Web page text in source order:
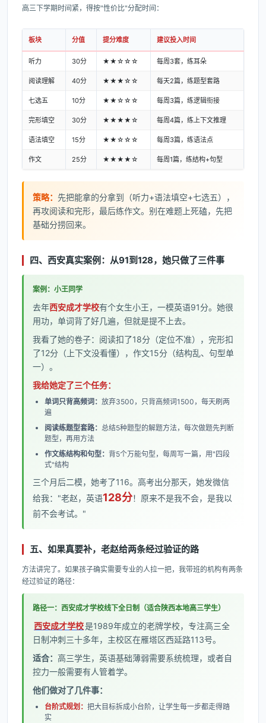
高三下学期时间紧，得按"性价比"分配时间：
板块 分值 提分难度 建议投入时间
听力 30分 ★★☆☆☆ 每周3套，练耳朵
阅读理解 40分 ★★★☆☆ 每天2篇，练题型套路
七选五 10分 ★★☆☆☆ 每周3篇，练逻辑衔接
完形填空 30分 ★★★★☆ 每周4篇，练上下文推理
语法填空 15分 ★★☆☆☆ 每周3篇，练语法点
作文 25分 ★★★★☆ 每周1篇，练结构+句型
策略： 先把能拿的分拿到（听力+语法填空+七选五），
再攻阅读和完形，最后练作文。别在难题上死磕，先把
基础分捞回来。
四、西安真实案例：从91到128，她只做了三件事
案例：小王同学
去年西安成才学校有个女生小王，一模英语91分。她很
用功，单词背了好几遍，但就是提不上去。
我看了她的卷子：阅读扣了18分（定位不准），完形扣
了12分（上下文没看懂），作文15分（结构乱、句型单
一）。
我给她定了三个任务：
单词只背高频词： 放弃3500，只背高频词1500，每天刷两
遍
阅读练题型套路： 总结5种题型的解题方法，每次做题先判断
题型，再用方法
作文练结构和句型： 背5个万能句型，每周写一篇，用"四段
式"结构
三个月后二模，她考了116。高考出分那天，她发微信
给我："老赵，英语128分！原来不是我不会，是我以
前不会考试。"
五、如果真要补，老赵给两条经过验证的路
方法讲完了。如果孩子确实需要专业的人拉一把，我带班的机构有两条
经过验证的路径：
路径一：西安成才学校线下全日制（适合陕西本地高三学生）
西安成才学校是1989年成立的老牌学校，专注高三全
日制冲刺三十多年，主校区在雁塔区西延路113号。
适合： 高三学生，英语基础薄弱需要系统梳理，或者自
控力一般需要有人管着学。
他们做对了几件事：
台阶式规划： 把大目标拆成小台阶，让学生每一步都走得踏
实